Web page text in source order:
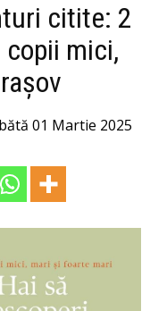
citite: 2
copii mici,
01 Martie 2025